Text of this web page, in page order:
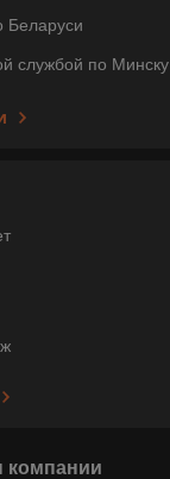
Беларуси
службой по Минску
компании